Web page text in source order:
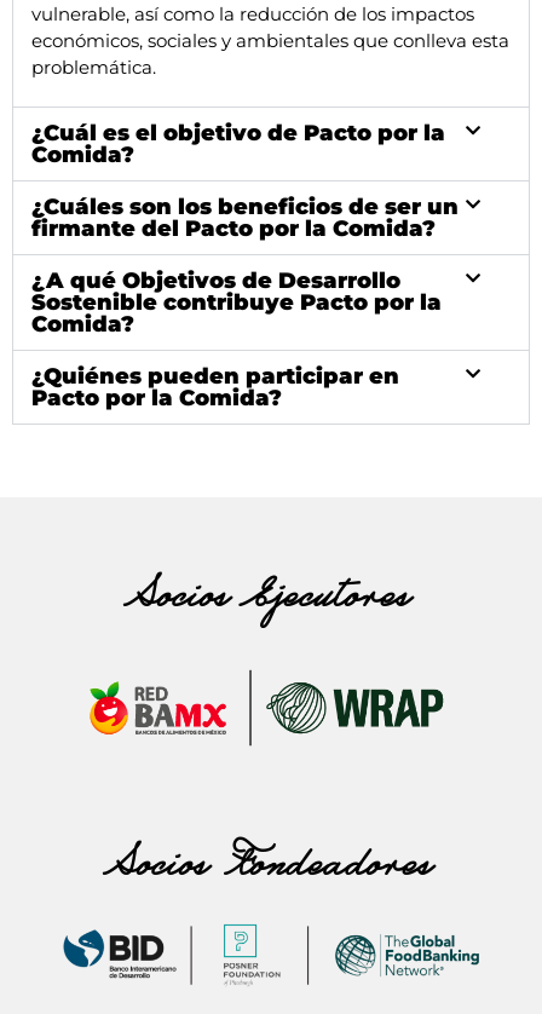
vulnerable, así como la reducción de los impactos
económicos, sociales y ambientales que conlleva esta
problemática.
¿Cuál es el objetivo de Pacto por la
Comida?
¿Cuáles son los beneficios de ser un
firmante del Pacto por la Comida?
¿A qué Objetivos de Desarrollo
Sostenible contribuye Pacto por la
Comida?
¿Quiénes pueden participar en
Pacto por la Comida?
Socios Ejecutores
Socios Fondeadores